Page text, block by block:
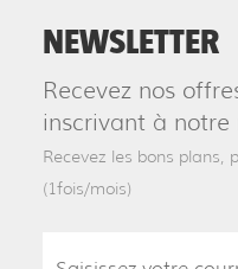
NEWSLETTER
Recevez nos
inscrivant à notre
Recevez les bons plans,
(1fois/mois)